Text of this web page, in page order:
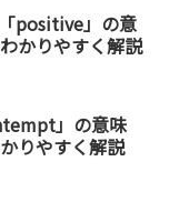
positive」の意
かりやすく解説
」の意味
りやすく解説